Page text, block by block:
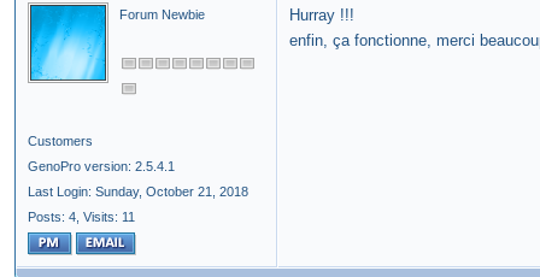
Forum Newbie
Customers
GenoPro version: 2.5.4.1
Last Login: Sunday, October 21, 2018
Posts: 4, Visits: 11
Hurray !!!
enfin, ça fonctionne, merci